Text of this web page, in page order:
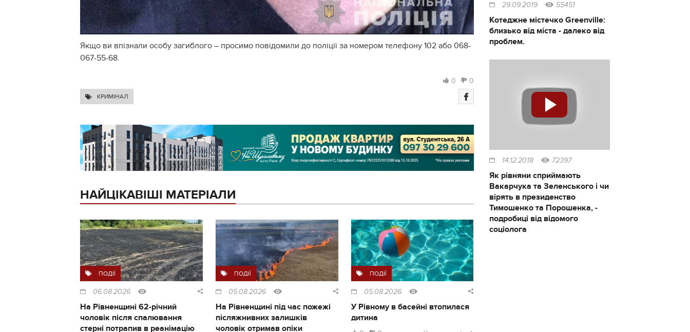
Якщо ви впізнали особу загиблого – просимо повідомили до поліції за номером телефону 102 або 068-
067-55-68.
0 0
КРИМІНАЛ
НАЙЦІКАВІШІ МАТЕРІАЛИ
ПОДІЇ
06.08.2026
На Рівненщині 62-річний
чоловік після спалювання
стерні потрапив в реанімацію
ПОДІЇ
05.08.2026
На Рівненщині під час пожежі
післяжнивних залишків
чоловік отримав опіки
ПОДІЇ
05.08.2026
У Рівному в басейні втопилася
дитина
29.09.2019 55451
Котеджне містечко Greenville:
близько від міста - далеко від
проблем.
14.12.2018 72397
Як рівняни сприймають
Вакарчука та Зеленського і чи
вірять в президенство
Тимошенко та Порошенка, -
подробиці від відомого
соціолога